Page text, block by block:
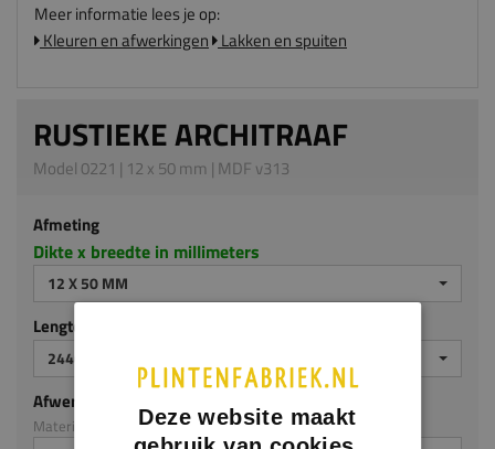
Meer informatie lees je op:
Kleuren en afwerkingen Lakken en spuiten
RUSTIEKE ARCHITRAAF
Model 0221 | 12 x 50 mm | MDF v313
Afmeting
Dikte x breedte in millimeters
12 X 50 MM
Lengte (mm)
2440 MM
Afwerking
Materiaal: MDF v313Deze website maakt